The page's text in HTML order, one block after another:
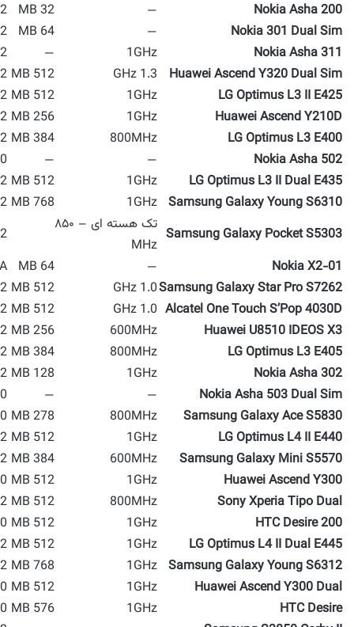
Nokia Asha 200
—
32 MB
2 MP
Nokia 301 Dual Sim
—
64 MB
Nokia Asha 311
1GHz
—
Huawei Ascend Y320 Dual Sim
1.3 GHz
512 MB
2 MP
LG Optimus L3 II E425
1GHz
512 MB
Huawei Ascend Y210D
1GHz
256 MB
2 MP
LG Optimus L3 E400
800MHz
384 MB
Nokia Asha 502
—
—
LG Optimus L3 II Dual E435
1GHz
512 MB
Samsung Galaxy Young S6310
1GHz
768 MB
Samsung Galaxy Pocket S5303
تک هسته ای – ۸۵۰
MHz
2 MP
Nokia X2-01
—
64 MB
Samsung Galaxy Star Pro S7262
1.0 GHz
512 MB
2 MP
Alcatel One Touch S’Pop 4030D
1.0 GHz
512 MB
Huawei U8510 IDEOS X3
600MHz
256 MB
LG Optimus L3 E405
800MHz
384 MB
Nokia Asha 302
1GHz
128 MB
Nokia Asha 503 Dual Sim
—
—
Samsung Galaxy Ace S5830
800MHz
278 MB
LG Optimus L4 II E440
1GHz
512 MB
Samsung Galaxy Mini S5570
600MHz
384 MB
Huawei Ascend Y300
1GHz
512 MB
Sony Xperia Tipo Dual
800MHz
512 MB
HTC Desire 200
1GHz
512 MB
LG Optimus L4 II Dual E445
1GHz
512 MB
Samsung Galaxy Young S6312
1GHz
768 MB
Huawei Ascend Y300 Dual
1GHz
512 MB
HTC Desire
1GHz
576 MB